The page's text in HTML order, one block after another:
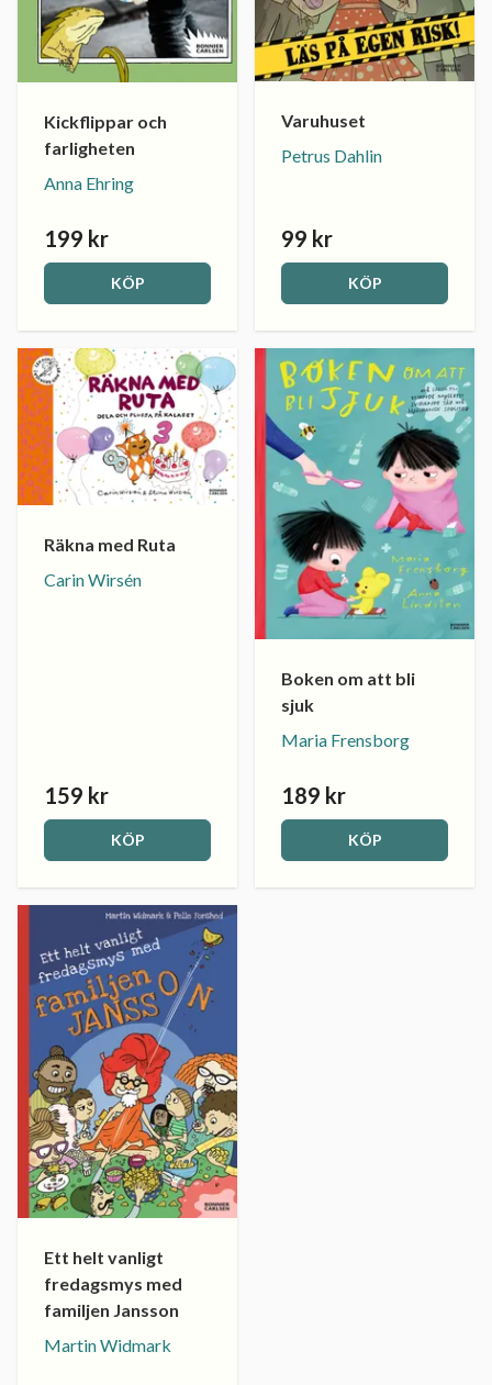
Kickflippar och
farligheten
Anna Ehring
199 kr
KÖP
Varuhuset
Petrus Dahlin
99 kr
KÖP
Räkna med Ruta
Carin Wirsén
159 kr
KÖP
Boken om att bli
sjuk
Maria Frensborg
189 kr
KÖP
Ett helt vanligt
fredagsmys med
familjen Jansson
Martin Widmark